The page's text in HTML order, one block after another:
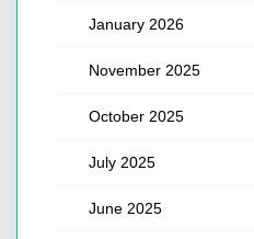
January 2026
November 2025
October 2025
July 2025
June 2025